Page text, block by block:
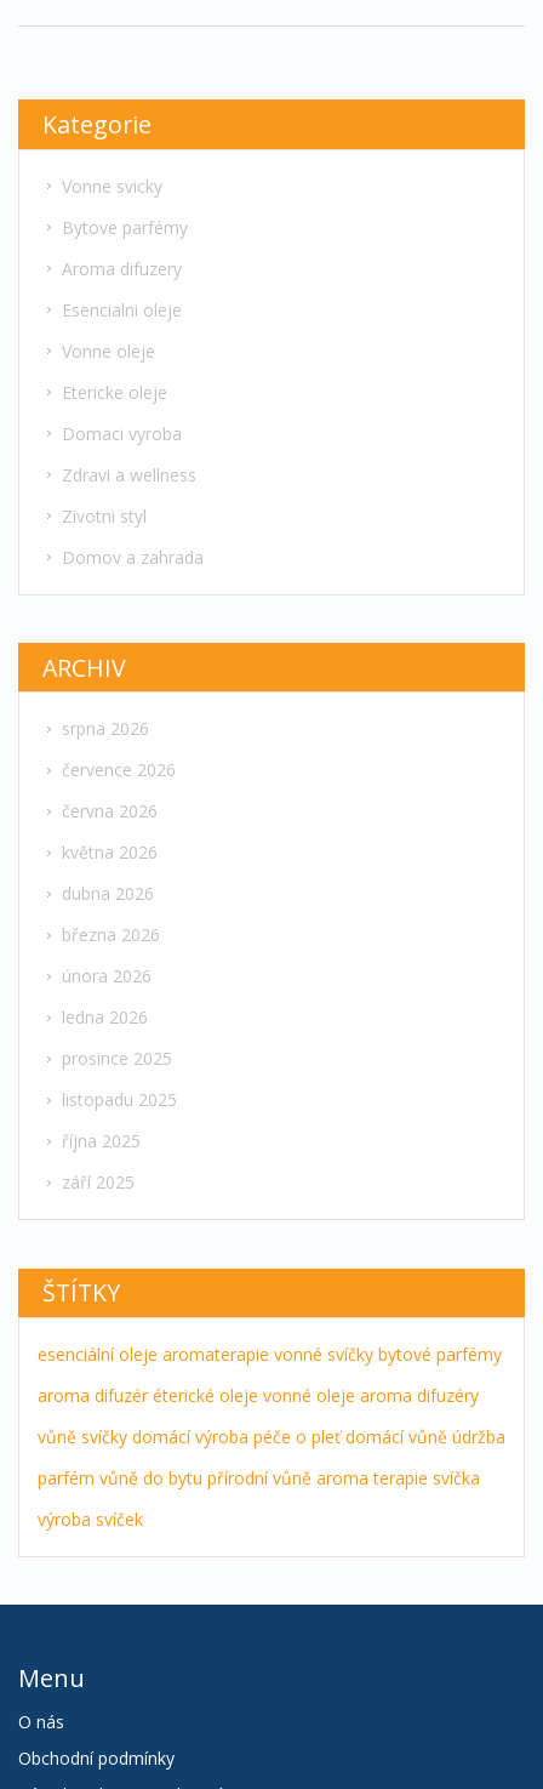
Kategorie
Vonne svicky
Bytove parfémy
Aroma difuzery
Esencialni oleje
Vonne oleje
Etericke oleje
Domaci vyroba
Zdravi a wellness
Zivotni styl
Domov a zahrada
ARCHIV
srpna 2026
července 2026
června 2026
května 2026
dubna 2026
března 2026
února 2026
ledna 2026
prosince 2025
listopadu 2025
října 2025
září 2025
ŠTÍTKY
esenciální oleje aromaterapie vonné svíčky bytové parfémy
aroma difuzér éterické oleje vonné oleje aroma difuzéry
vůně svíčky domácí výroba péče o pleť domácí vůně údržba
parfém vůně do bytu přírodní vůně aroma terapie svíčka
výroba svíček
Menu
O nás
Obchodní podmínky